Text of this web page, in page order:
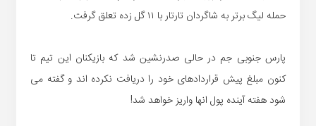
حمله لیگ برتر به شاگردان تارتار با ۱۱ گل زده تعلق گرفت.
پارس جنوبی جم در حالی صدرنشین شد که بازیکنان این تیم تا
کنون مبلغ پیش قراردادهای خود را دریافت نکرده اند و گفته می
شود هفته آینده پول انها واریز خواهد شد!